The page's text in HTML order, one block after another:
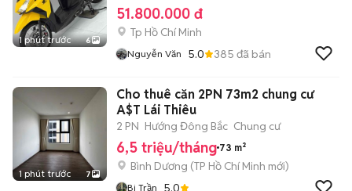
1 phút trước 6
51.800.000 đ
Tp Hồ Chí Minh
Nguyễn Văn 5.0 385 đã bán
1 phút trước 7
Cho thuê căn 2PN 73m2 chung cư
A$T Lái Thiêu
2 PN Hướng Đông Bắc Chung cư
6,5 triệu/tháng 73 m²
Bình Dương (TP Hồ Chí Minh mới)
Bi Trần 5.0